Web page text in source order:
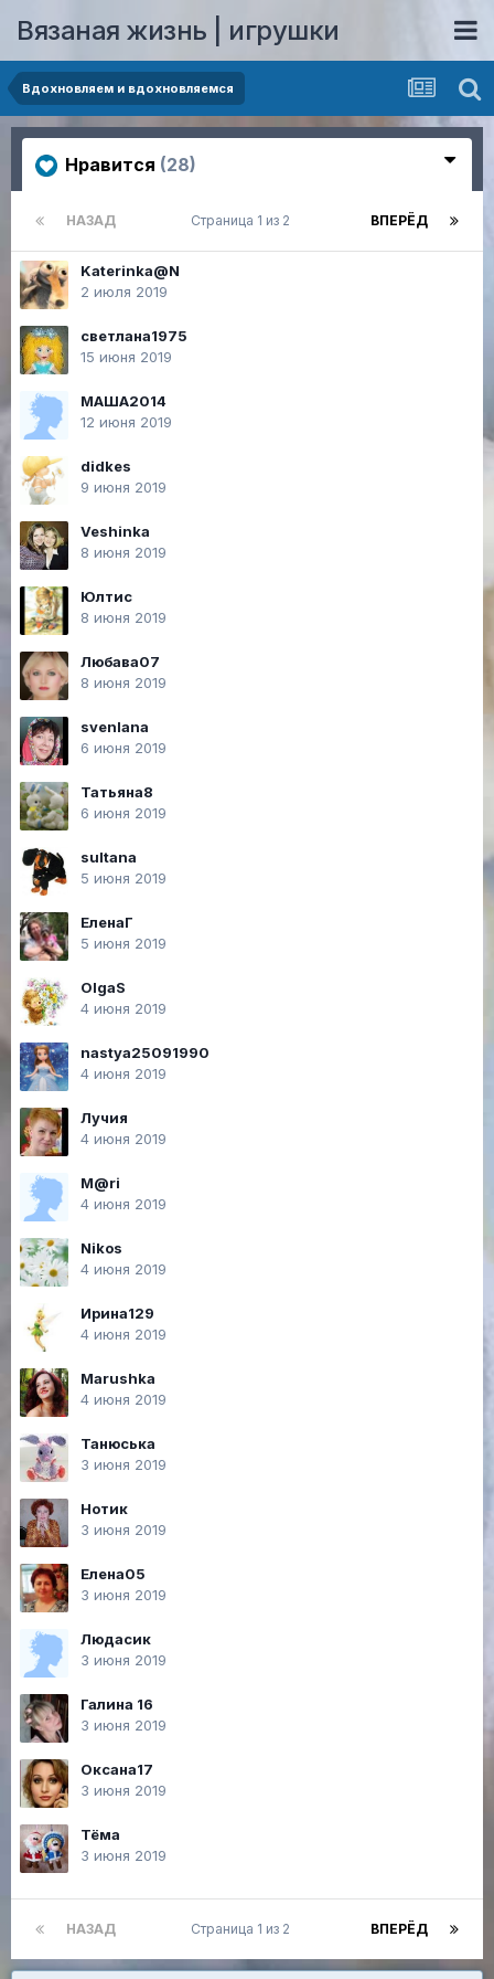
Вязаная жизнь | игрушки
Вдохновляем и вдохновляемся
Нравится (28)
НАЗАД ВПЕРЁД
Страница 1 из 2
Katerinka@N
2 июля 2019
светлана1975
15 июня 2019
МАША2014
12 июня 2019
didkes
9 июня 2019
Veshinka
8 июня 2019
Юлтис
8 июня 2019
Любава07
8 июня 2019
svenlana
6 июня 2019
Татьяна8
6 июня 2019
sultana
5 июня 2019
ЕленаГ
5 июня 2019
OlgaS
4 июня 2019
nastya25091990
4 июня 2019
Лучия
4 июня 2019
M@ri
4 июня 2019
Nikos
4 июня 2019
Ирина129
4 июня 2019
Marushka
4 июня 2019
Танюська
3 июня 2019
Нотик
3 июня 2019
Елена05
3 июня 2019
Людасик
3 июня 2019
Галина 16
3 июня 2019
Оксана17
3 июня 2019
Тёма
3 июня 2019
НАЗАД ВПЕРЁД
Страница 1 из 2